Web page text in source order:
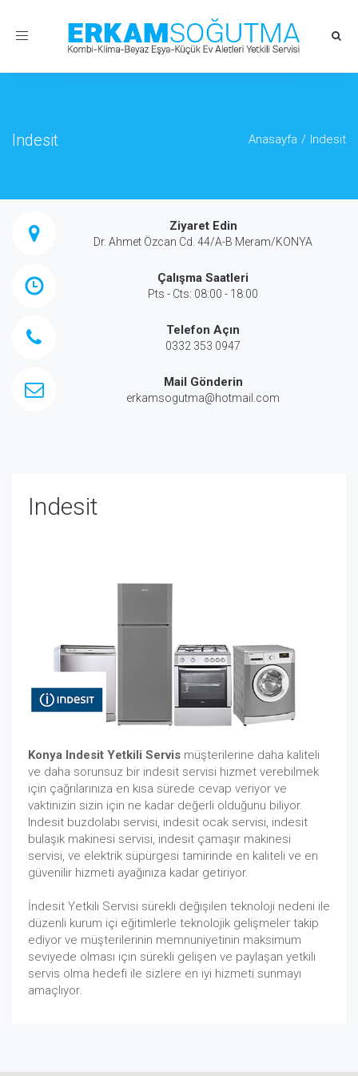
Toggle
Indesit Anasayfa Indesit
Ziyaret Edin
Dr. Ahmet Özcan Cd. 44/A-B Meram/KONYA
Çalışma Saatleri
Pts - Cts: 08:00 - 18:00
Telefon Açın
0332 353 0947
Mail Gönderin
erkamsogutma@hotmail.com
Indesit
Konya Indesit Yetkili Servis müşterilerine daha kaliteli
ve daha sorunsuz bir indesit servisi hizmet verebilmek
için çağrılarınıza en kısa sürede cevap veriyor ve
vaktinizin sizin için ne kadar değerli olduğunu biliyor.
Indesit buzdolabı servisi, indesit ocak servisi, indesit
bulaşık makinesi servisi, indesit çamaşır makinesi
servisi, ve elektrik süpürgesi tamirinde en kaliteli ve en
güvenilir hizmeti ayağınıza kadar getiriyor.
İndesit Yetkili Servisi sürekli değişilen teknoloji nedeni ile
düzenli kurum içi eğitimlerle teknolojik gelişmeler takip
ediyor ve müşterilerinin memnuniyetinin maksimum
seviyede olması için sürekli gelişen ve paylaşan yetkili
servis olma hedefi ile sizlere en iyi hizmeti sunmayı
amaçlıyor.